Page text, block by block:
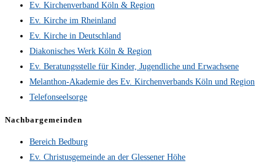
Ev. Kirchenverband Köln & Region
Ev. Kirche im Rheinland
Ev. Kirche in Deutschland
Diakonisches Werk Köln & Region
Ev. Beratungsstelle für Kinder, Jugendliche und Erwachsene
Melanthon-Akademie des Ev. Kirchenverbands Köln und Region
Telefonseelsorge
Nachbargemeinden
Bereich Bedburg
Ev. Christusgemeinde an der Glessener Höhe